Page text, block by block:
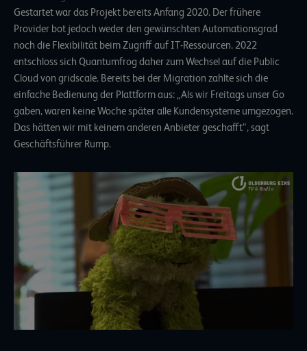
Gestartet war das Projekt bereits Anfang 2020. Der frühere
Provider bot jedoch weder den gewünschten Automationsgrad
noch die Flexibilität beim Zugriff auf IT-Ressourcen. 2022
entschloss sich Quantumfrog daher zum Wechsel auf die Public
Cloud von gridscale. Bereits bei der Migration zahlte sich die
einfache Bedienung der Plattform aus: „Als wir Freitags unser Go
gaben, waren keine Woche später alle Kundensysteme umgezogen.
Das hätten wir mit keinem anderen Anbieter geschafft“, sagt
Geschäftsführer Rump.